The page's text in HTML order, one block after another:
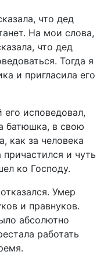
что дед
На мои слова,
что дед
Тогда я
и пригласила его
исповедовал,
батюшка, в свою
как за человека
и чуть
ко Господу.
Умер
и правнуков.
абсолютно
работать